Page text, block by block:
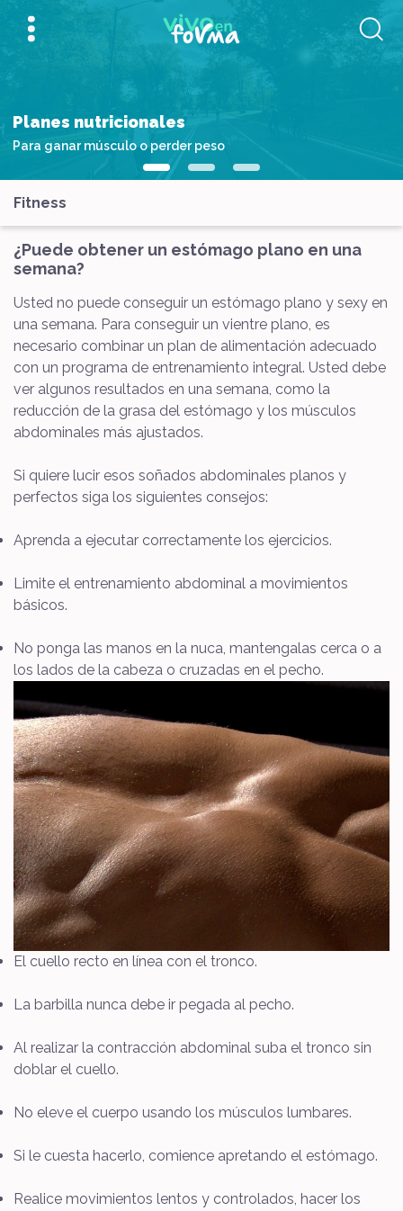
Planes nutricionales
Para ganar músculo o perder peso
Fitness
¿Puede obtener un estómago plano en una
semana?
Usted no puede conseguir un estómago plano y sexy en
una semana. Para conseguir un vientre plano, es
necesario combinar un plan de alimentación adecuado
con un programa de entrenamiento integral. Usted debe
ver algunos resultados en una semana, como la
reducción de la grasa del estómago y los músculos
abdominales más ajustados.
Si quiere lucir esos soñados abdominales planos y
perfectos siga los siguientes consejos:
Aprenda a ejecutar correctamente los ejercicios.
Limite el entrenamiento abdominal a movimientos
básicos.
No ponga las manos en la nuca, mantengalas cerca o a
los lados de la cabeza o cruzadas en el pecho.
El cuello recto en línea con el tronco.
La barbilla nunca debe ir pegada al pecho.
Al realizar la contracción abdominal suba el tronco sin
doblar el cuello.
No eleve el cuerpo usando los músculos lumbares.
Si le cuesta hacerlo, comience apretando el estómago.
Realice movimientos lentos y controlados, hacer los